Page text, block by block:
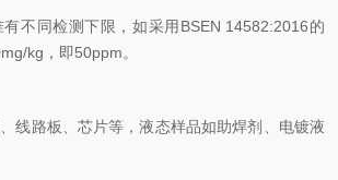
不同检测下限，如采用BSEN 14582:2016的
kg，即50ppm。
线路板、芯片等，液态样品如助焊剂、电镀液